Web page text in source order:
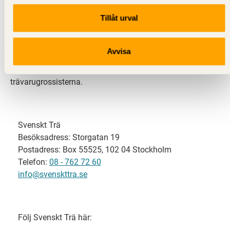
Tillåt urval
Avvisa
Svenskt Trä representerar svensk sågverksindustri
och är en del av branschorganisationen
svensk limträ-, KL-trä- och förpackningsindustri samt
trävarugrossisterna.
Svenskt Trä
Besöksadress: Storgatan 19
Postadress: Box 55525, 102 04 Stockholm
Telefon: 08 - 762 72 60
info@svenskttra.se
Följ Svenskt Trä här: